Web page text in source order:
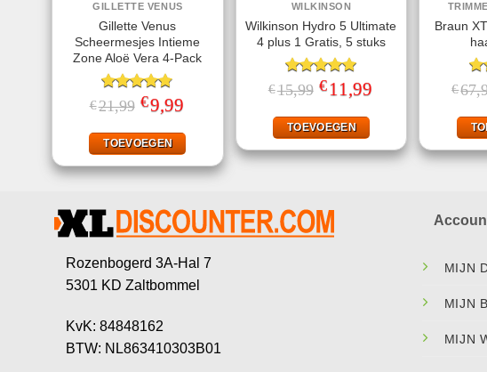
GILLETTE VENUS
Gillette Venus
Scheermesjes Intieme
Zone Aloë Vera 4-Pack
Gewaardeerd
4.75 uit 5
€21,99 Oorspronkelijke
prijs
€21,99.
€9,99
€9,99.
TOEVOEGEN
WILKINSON
Wilkinson Hydro 5 Ultimate
4 plus 1 Gratis, 5 stuks
Gewaardeerd
5.00uit 5
€15,99 Oorspronkelijke
prijs
€15,99.
€ 11,99
TOEVOEGEN
Braun
€
Rozenbogerd 3A-Hal 7
5301 KD Zaltbommel
KvK: 84848162
BTW: NL863410303B01
MIJN
MIJN
MIJN